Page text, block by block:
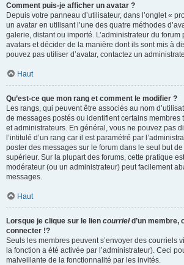
Comment puis-je afficher un avatar ?
Depuis votre panneau d’utilisateur, dans l’onglet «
un avatar en utilisant l’une des quatre méthodes
galerie, distant ou importé. L’administrateur du
avatars et décider de la manière dont ils sont mis à
pouvez pas utiliser d’avatar, contactez un
Haut
Qu’est-ce que mon rang et comment le modifier ?
Les rangs, qui peuvent être associés au nom
de messages postés ou identifient certains membres
et administrateurs. En général, vous ne pouvez pas
l’intitulé d’un rang car il est paramétré par
poster des messages sur le forum dans le seul but
supérieur. Sur la plupart des forums, cette pratique
modérateur (ou un administrateur) peut facilement
messages.
Haut
Lorsque je clique sur le lien courrield’un membre,
connecter !?
Seuls les membres peuvent s’envoyer des courriels
la fonction a été activée par l’administrateur). Ceci
malveillante de la fonctionnalité par les invités.